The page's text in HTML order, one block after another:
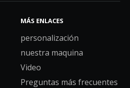
MÁS ENLACES
personalización
nuestra maquina
Video
Preguntas más frecuentes